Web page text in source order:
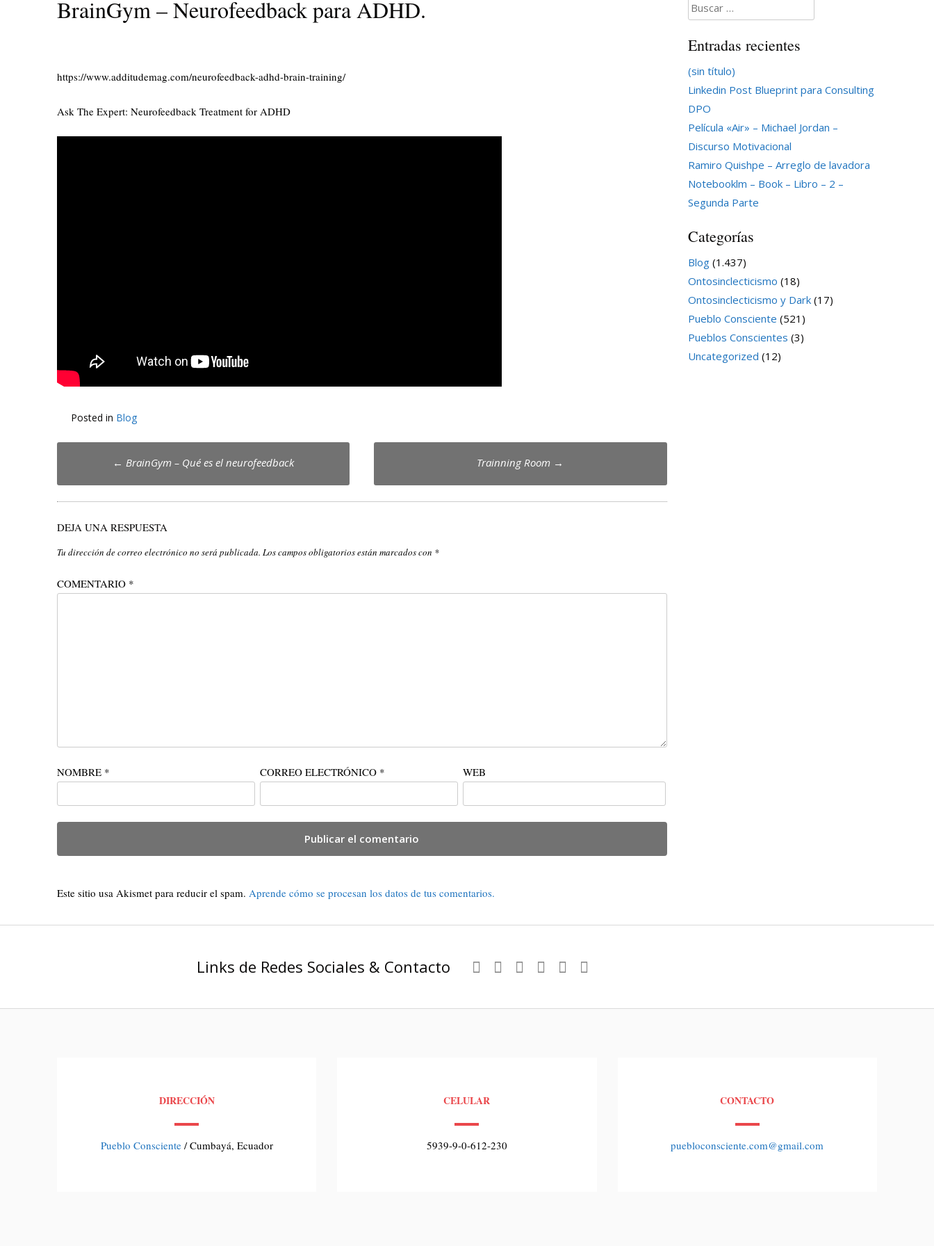
BrainGym – Neurofeedback para ADHD.
https://www.additudemag.com/neurofeedback-adhd-brain-training/
Ask The Expert: Neurofeedback Treatment for ADHD
Posted in Blog
navigation
← BrainGym – Qué es el neurofeedback Trainning Room →
DEJA UNA RESPUESTA
Tu dirección de correo electrónico no será publicada. Los campos obligatorios están marcados con *
COMENTARIO *
NOMBRE * CORREO ELECTRÓNICO * WEB
Este sitio usa Akismet para reducir el spam. Aprende cómo se procesan los datos de tus comentarios.
Buscar:
Entradas recientes
(sin título)
Linkedin Post Blueprint para Consulting
DPO
Película «Air» – Michael Jordan –
Discurso Motivacional
Ramiro Quishpe – Arreglo de lavadora
Notebooklm – Book – Libro – 2 –
Segunda Parte
Categorías
Blog(1.437)
Ontosinclecticismo (18)
Ontosinclecticismo y Dark(17)
Pueblo Consciente (521)
Pueblos Conscientes (3)
Uncategorized (12)
Links de Redes Sociales & Contacto
DIRECCIÓN
Pueblo Consciente/ Cumbayá, Ecuador
CELULAR
5939-9-0-612-230
CONTACTO
puebloconsciente.com@gmail.com